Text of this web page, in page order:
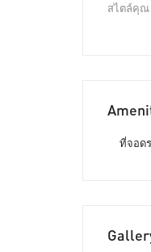
สไตล์คุณ
ที่จอด